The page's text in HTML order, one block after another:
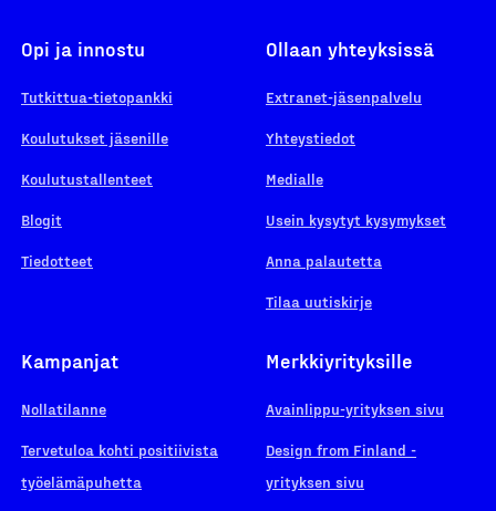
Opi ja innostu
Tutkittua-tietopankki
Koulutukset jäsenille
Koulutustallenteet
Blogit
Tiedotteet
Ollaan yhteyksissä
Extranet-jäsenpalvelu
Yhteystiedot
Medialle
Usein kysytyt kysymykset
Anna palautetta
Tilaa uutiskirje
Kampanjat
Nollatilanne
Tervetuloa kohti positiivista
työelämäpuhetta
Merkkiyrityksille
Avainlippu-yrityksen sivu
Design from Finland -
yrityksen sivu